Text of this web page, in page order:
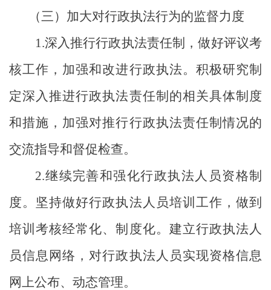
（三）加大对行政执法行为的监督力度
1 .深入推行行政执法责任制，做好评议考
核工作，加强和改进行政执法。积极研究制
定深入推进行政执法责任制的相关具体制度
和措施，加强对推行行政执法责任制情况的
交流指导和督促检查。
2.继续完善和强化行政执法人员资格制
度。坚持做好行政执法人员培训工作，做到
培训考核经常化、制度化。建立行政执法人
员信息网络，对行政执法人员实现资格信息
网上公布、动态管理。